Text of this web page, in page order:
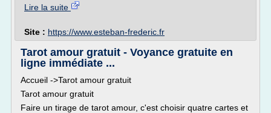
Lire la suite
Site : https://www.esteban-frederic.fr
Tarot amour gratuit - Voyance gratuite en
ligne immédiate ...
Accueil ->Tarot amour gratuit
Tarot amour gratuit
Faire un tirage de tarot amour, c'est choisir quatre cartes et